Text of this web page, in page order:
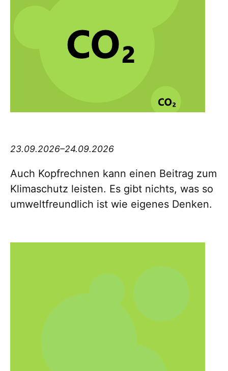
23.09.2026–24.09.2026
Auch Kopfrechnen kann einen Beitrag zum
Klimaschutz leisten. Es gibt nichts, was so
umweltfreundlich ist wie eigenes Denken.